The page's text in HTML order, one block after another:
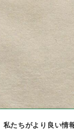
私たちがより良い情